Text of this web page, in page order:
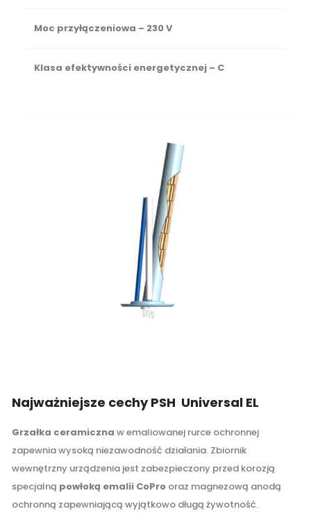
Moc przyłączeniowa – 230 V
Klasa efektywności energetycznej – C
Najważniejsze cechy PSH Universal EL
Grzałka ceramiczna w emaliowanej rurce ochronnej
zapewnia wysoką niezawodność działania. Zbiornik
wewnętrzny urządzenia jest zabezpieczony przed korozją
specjalną powłoką emalii CoPro oraz magnezową anodą
ochronną zapewniającą wyjątkowo długą żywotność.